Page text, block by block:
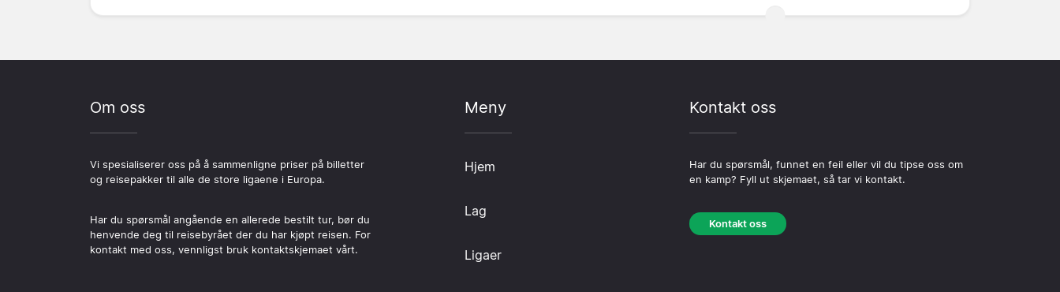
Om oss
Vi spesialiserer oss på å sammenligne priser på billetter
og reisepakker til alle de store ligaene i Europa.
Har du spørsmål angående en allerede bestilt tur, bør du
henvende deg til reisebyrået der du har kjøpt reisen. For
kontakt med oss, vennligst bruk kontaktskjemaet vårt.
Meny
Hjem
Lag
Ligaer
Kontakt oss
Har du spørsmål, funnet en feil eller vil du tipse oss om
en kamp? Fyll ut skjemaet, så tar vi kontakt.
Kontakt oss